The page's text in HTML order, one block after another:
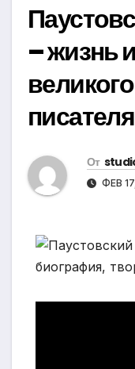
– жизнь
писателя
От
ФЕВ